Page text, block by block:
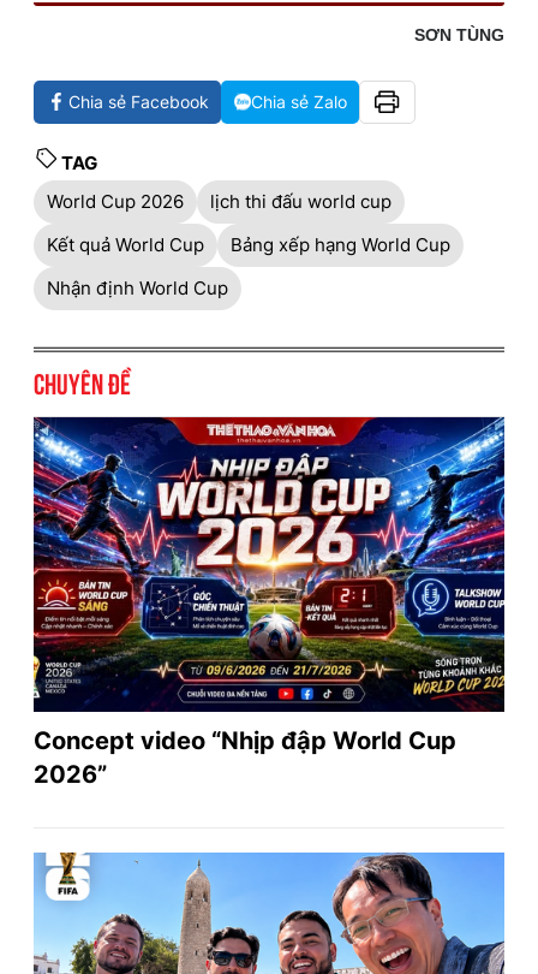
SƠN TÙNG
Chia sẻ Facebook Chia sẻ Zalo
TAG
World Cup 2026
lịch thi đấu world cup
Kết quả World Cup
Bảng xếp hạng World Cup
Nhận định World Cup
Chuyên đề
Concept video “Nhịp đập World Cup
2026”